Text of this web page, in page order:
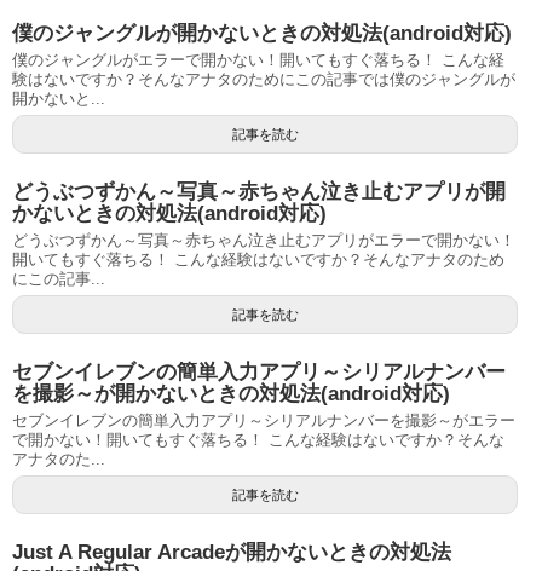
僕のジャングルが開かないときの対処法(android対応)
僕のジャングルがエラーで開かない！開いてもすぐ落ちる！ こんな経
験はないですか？そんなアナタのためにこの記事では僕のジャングルが
開かないと...
記事を読む
どうぶつずかん～写真～赤ちゃん泣き止むアプリが開
かないときの対処法(android対応)
どうぶつずかん～写真～赤ちゃん泣き止むアプリがエラーで開かない！
開いてもすぐ落ちる！ こんな経験はないですか？そんなアナタのため
にこの記事...
記事を読む
セブンイレブンの簡単入力アプリ～シリアルナンバー
を撮影～が開かないときの対処法(android対応)
セブンイレブンの簡単入力アプリ～シリアルナンバーを撮影～がエラー
で開かない！開いてもすぐ落ちる！ こんな経験はないですか？そんな
アナタのた...
記事を読む
Just A Regular Arcadeが開かないときの対処法